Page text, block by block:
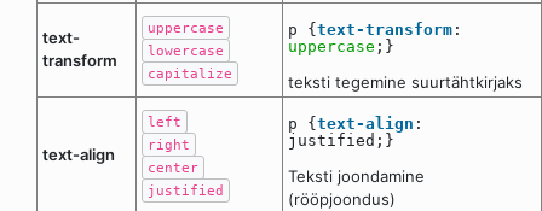
text-
transform
uppercase
lowercase
capitalize
p { text-transform :
uppercase ;}
teksti tegemine suurtähtkirjaks
text-align
left
right
center
justified
p { text-align :
justified;}
Teksti joondamine
(rööpjoondus)